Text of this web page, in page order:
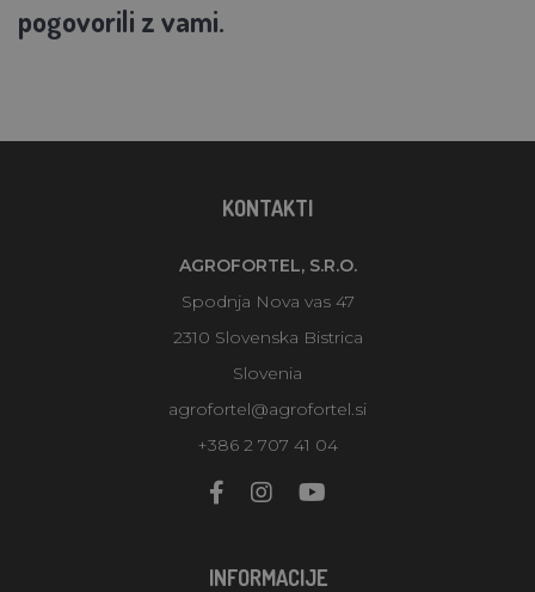
pogovorili z vami.
KONTAKTI
AGROFORTEL, S.R.O.
Spodnja Nova vas 47
2310 Slovenska Bistrica
Slovenia
agrofortel@agrofortel.si
+386 2 707 41 04
INFORMACIJE